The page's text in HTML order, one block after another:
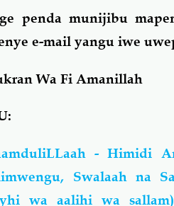
penda munijibu
e-mail yangu iwe
Wa Fi Amanillah
- Himidi
Swalaah na
wa aalihi wa